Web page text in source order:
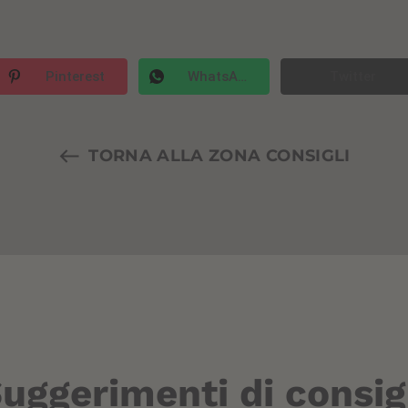
Pinterest WhatsApp
TORNA ALLA ZONA CONSIGLI
di